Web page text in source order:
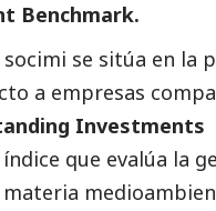
Benchmark.
socimi se sitúa en la
a empresas
Investments
que evalúa la
materia